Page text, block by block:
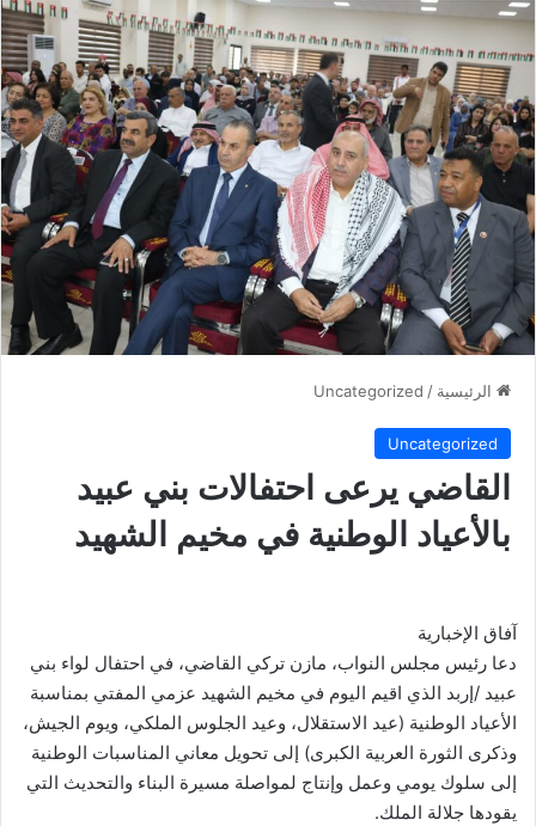
الرئيسية /
Uncategorized
Uncategorized
القاضي يرعى احتفالات بني عبيد
بالأعياد الوطنية في مخيم الشهيد
آفاق الإخبارية
دعا رئيس مجلس النواب، مازن تركي القاضي، في احتفال لواء بني
عبيد /إربد الذي اقيم اليوم في مخيم الشهيد عزمي المفتي بمناسبة
الأعياد الوطنية (عيد الاستقلال، وعيد الجلوس الملكي، ويوم الجيش،
وذكرى الثورة العربية الكبرى) إلى تحويل معاني المناسبات الوطنية
إلى سلوك يومي وعمل وإنتاج لمواصلة مسيرة البناء والتحديث التي
يقودها جلالة الملك.